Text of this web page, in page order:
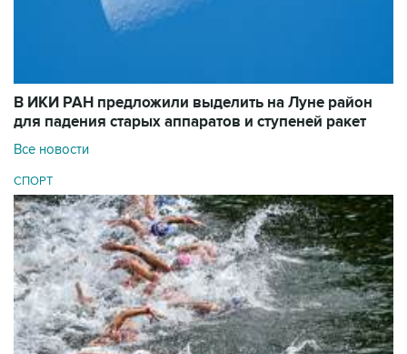
В ИКИ РАН предложили выделить на Луне район
для падения старых аппаратов и ступеней ракет
Все новости
СПОРТ